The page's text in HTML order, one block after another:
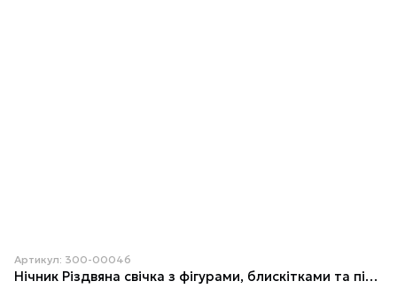
Артикул: 300-00046
Нічник Різдвяна свічка з фігурами, блискітками та підсвіткою (2*AAА) 15,5см 2